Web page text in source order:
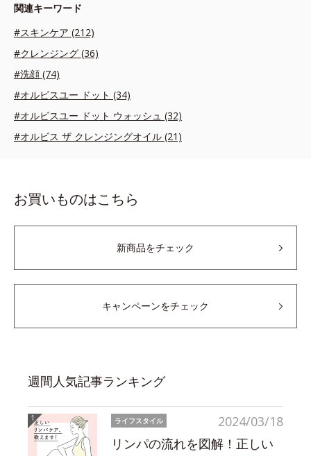
関連キーワード
#スキンケア (212)
#クレンジング (36)
#洗顔 (74)
#オルビスユー ドット (34)
#オルビスユー ドット ウォッシュ (32)
#オルビス ザ クレンジングオイル (21)
お買いものはこちら
新商品をチェック
キャンペーンをチェック
週間人気記事ランキング
2024/03/18
ライフスタイル
リンパの流れを図解！正しい